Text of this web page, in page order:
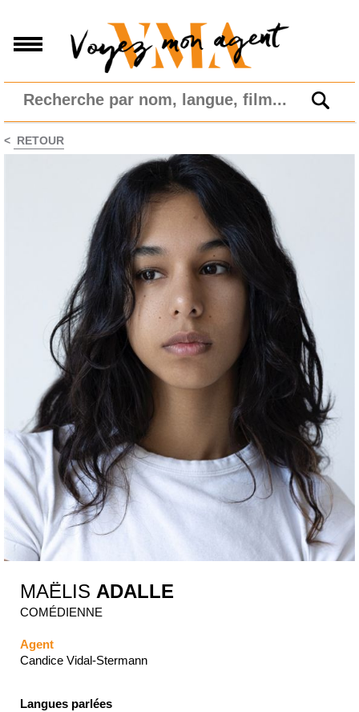
< RETOUR
MAËLIS ADALLE
COMÉDIENNE
Agent
Candice Vidal-Stermann
Langues parlées